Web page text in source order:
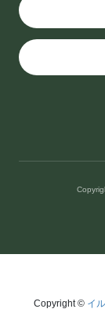
Copyright © イ
続きを読む